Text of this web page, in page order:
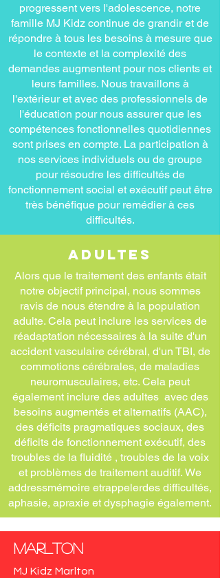
progressent vers l'adolescence, notre
famille MJ Kidz continue de grandir et de
répondre à tous les besoins à mesure que
le contexte et la complexité des
demandes augmentent pour nos clients et
leurs familles. Nous travaillons à
l'extérieur et avec des professionnels de
l'éducation pour nous assurer que les
compétences fonctionnelles quotidiennes
sont prises en compte. La participation à
nos services individuels ou de groupe
pour résoudre les difficultés de
fonctionnement social et exécutif peut être
très bénéfique pour remédier à ces
difficultés.
Adultes
Alors que le traitement des enfants était
notre objectif principal, nous sommes
ravis de nous étendre à la population
adulte. Cela peut inclure les services de
réadaptation nécessaires à la suite d'un
accident vasculaire cérébral, d'un TBI, de
commotions cérébrales, de maladies
neuromusculaires, etc. Cela peut
également inclure des adultes avec des
besoins augmentés et alternatifs (AAC),
des déficits pragmatiques sociaux, des
déficits de fonctionnement exécutif, des
troubles de la fluidité , troubles de la voix
et problèmes de traitement auditif. We
addressmémoire etrappelerdes difficultés,
aphasie, apraxie et dysphagie également.
Marlton
MJ Kidz Marlton